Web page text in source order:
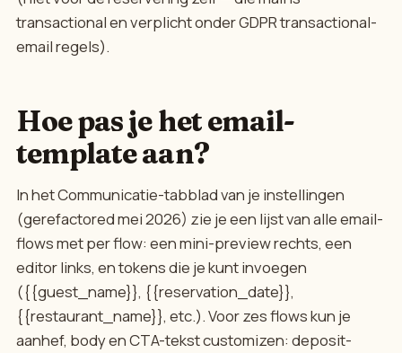
transactional en verplicht onder GDPR transactional-
email regels).
Hoe pas je het email-
template aan?
In het Communicatie-tabblad van je instellingen
(gerefactored mei 2026) zie je een lijst van alle email-
flows met per flow: een mini-preview rechts, een
editor links, en tokens die je kunt invoegen
({{guest_name}}, {{reservation_date}},
{{restaurant_name}}, etc.). Voor zes flows kun je
aanhef, body en CTA-tekst customizen: deposit-